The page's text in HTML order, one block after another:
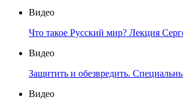
Видео
Что такое Русский мир? Лекция
Видео
Защитить и обезвредить.
Видео